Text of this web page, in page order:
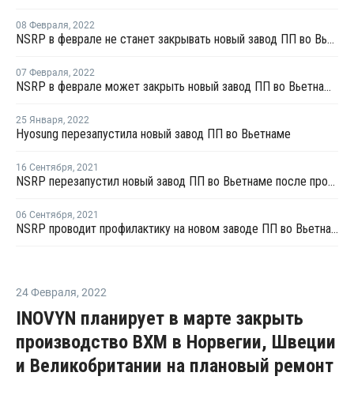
08 Февраля, 2022
NSRP в феврале не станет закрывать новый завод ПП во Вьетнаме
07 Февраля, 2022
NSRP в феврале может закрыть новый завод ПП во Вьетнаме из-за нехватки сырья
25 Января, 2022
Hyosung перезапустила новый завод ПП во Вьетнаме
16 Сентября, 2021
NSRP перезапустил новый завод ПП во Вьетнаме после профилактики
06 Сентября, 2021
NSRP проводит профилактику на новом заводе ПП во Вьетнаме
24 Февраля, 2022
INOVYN планирует в марте закрыть
производство ВХМ в Норвегии, Швеции
и Великобритании на плановый ремонт